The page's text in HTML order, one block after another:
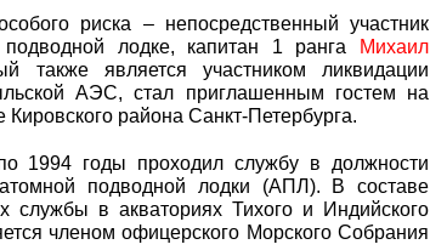
риска – непосредственный участник
лодке, капитан 1 ранга
Михаил
также является участником ликвидации
АЭС, стал приглашенным гостем на
района Санкт-Петербурга.
1994 годы проходил службу в должности
подводной лодки (АПЛ). В составе
в акваториях Тихого и Индийского
членом офицерского Морского Собрания